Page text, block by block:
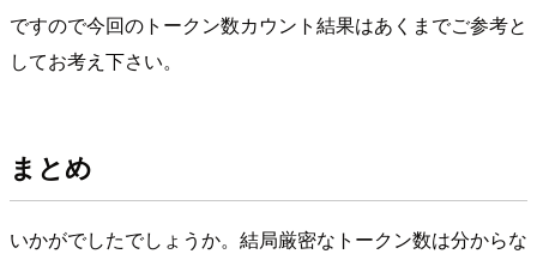
ですので今回のトークン数カウント結果はあくまでご参考と
してお考え下さい。
まとめ
いかがでしたでしょうか。結局厳密なトークン数は分からな